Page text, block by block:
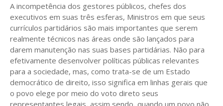
A incompetência dos gestores públicos, chefes dos
executivos em suas três esferas, Ministros em que seus
currículos partidários são mais importantes que serem
realmente técnicos nas áreas onde são lançados para
darem manutenção nas suas bases partidárias. Não para
efetivamente desenvolver políticas públicas relevantes
para a sociedade, mas, como trata-se de um Estado
democrático de direito, isso significa em linhas gerais que
o povo elege por meio do voto direto seus
representantes legais, assim sendo, quando um povo não